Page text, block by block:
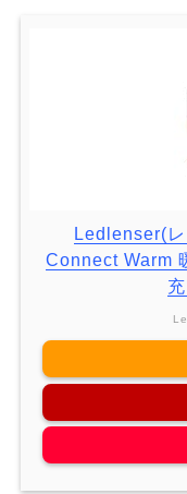
Ledlenser(
Connect Warm